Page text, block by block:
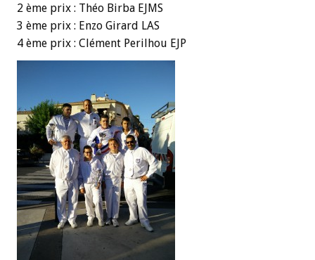
2 ème prix : Théo Birba EJMS
3 ème prix : Enzo Girard LAS
4 ème prix : Clément Perilhou EJP